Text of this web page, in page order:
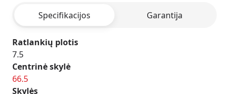
Specifikacijos Garantija
Ratlankių plotis
7.5
Centrinė skylė
66.5
Skylės